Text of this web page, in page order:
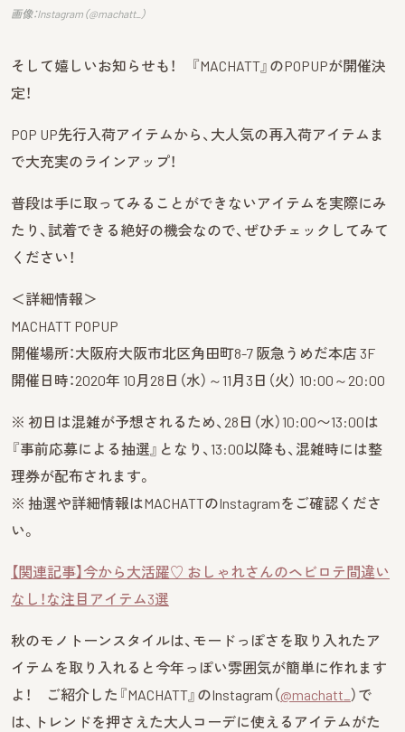
画像：Instagram（@machatt_）
そして嬉しいお知らせも！ 『MACHATT』のPOPUPが開催決
定！
POP UP先行入荷アイテムから、大人気の再入荷アイテムま
で大充実のラインアップ！
普段は手に取ってみることができないアイテムを実際にみ
たり、試着できる絶好の機会なので、ぜひチェックしてみて
ください！
＜詳細情報＞
MACHATT POPUP
開催場所：大阪府大阪市北区角田町8-7 阪急うめだ本店 3F
開催日時：2020年 10月28日（水）～11月3日（火） 10:00～20:00
※ 初日は混雑が予想されるため、28日（水）10:00〜13:00は
『事前応募による抽選』となり、13:00以降も、混雑時には整
理券が配布されます。
※ 抽選や詳細情報はMACHATTのInstagramをご確認くださ
い。
【関連記事】今から大活躍♡ おしゃれさんのヘビロテ間違い
なし！な注目アイテム3選
秋のモノトーンスタイルは、モードっぽさを取り入れたア
イテムを取り入れると今年っぽい雰囲気が簡単に作れます
よ！ ご紹介した『MACHATT』のInstagram（@machatt_ ）で
は、トレンドを押さえた大人コーデに使えるアイテムがた